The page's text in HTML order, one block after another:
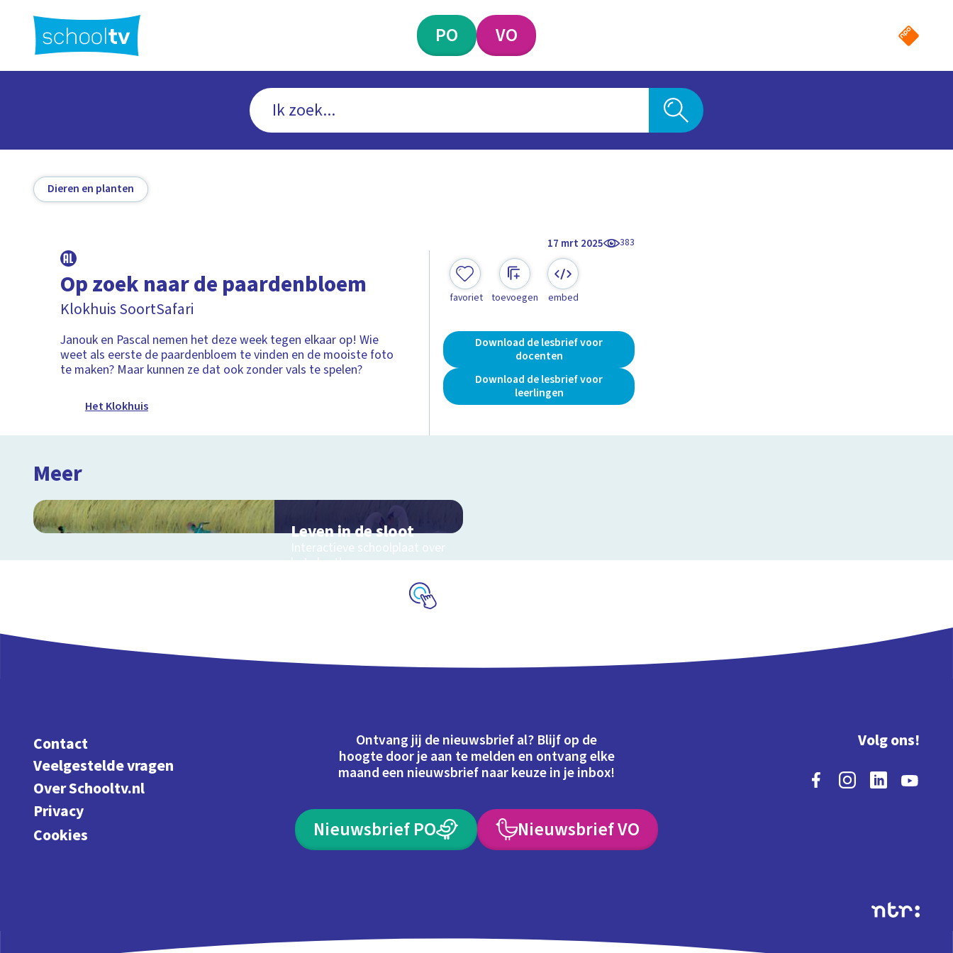
hoofdinhoud
PO VO
Dieren en planten
17 mrt 2025 383
Op zoek naar de paardenbloem
Klokhuis SoortSafari
Janouk en Pascal nemen het deze week tegen elkaar op! Wie
weet als eerste de paardenbloem te vinden en de mooiste foto
te maken? Maar kunnen ze dat ook zonder vals te spelen?
Het Klokhuis
favoriet toevoegen embed
Download de lesbrief voor
docenten
Download de lesbrief voor
leerlingen
Meer
Leven in de sloot
Interactieve schoolplaat over
het slootleven
Contact
Veelgestelde vragen
Over Schooltv.nl
Privacy
Cookies
Ontvang jij de nieuwsbrief al? Blijf op de
hoogte door je aan te melden en ontvang elke
maand een nieuwsbrief naar keuze in je inbox!
Nieuwsbrief PO Nieuwsbrief VO
Volg ons!